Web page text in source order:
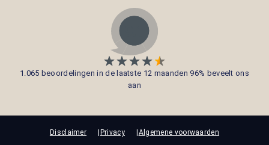
1.065 beoordelingen in de laatste 12 maanden 96% beveelt ons
aan
Disclaimer Privacy Algemene voorwaarden